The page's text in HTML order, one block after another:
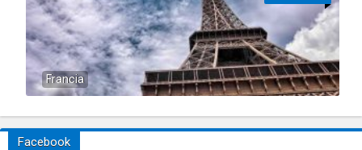
Francia
Facebook